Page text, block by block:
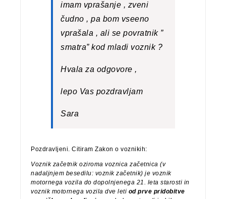
imam vprašanje , zveni
čudno , pa bom vseeno
vprašala , ali se povratnik ”
smatra” kod mladi voznik ?
Hvala za odgovore ,
lepo Vas pozdravljam
Sara
Pozdravljeni. Citiram Zakon o voznikih:
Voznik začetnik oziroma voznica začetnica (v
nadaljnjem besedilu: voznik začetnik) je voznik
motornega vozila do dopolnjenega 21. leta starosti in
voznik motornega vozila dve leti od prve pridobitve